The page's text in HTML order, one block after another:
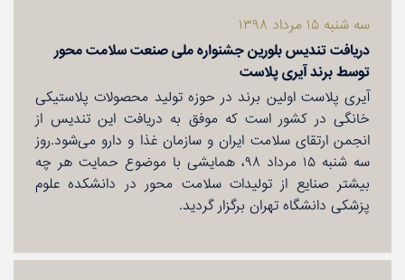
سه شنبه ۱۵ مرداد ۱۳۹۸
دریافت تندیس بلورین جشنواره ملی صنعت سلامت محور
توسط برند آیری پلاست
آیری پلاست اولین برند در حوزه تولید محصولات پلاستیكی
خانگی در كشور است كه موفق به دریافت این تندیس از
انجمن ارتقای سلامت ایران و سازمان غذا و دارو می‌شود.روز
سه شنبه ۱۵ مرداد ۹۸، همایشی با موضوع حمایت هر چه
بیشتر صنایع از تولیدات سلامت محور در دانشكده علوم
پزشكی دانشگاه تهران برگزار گردید.